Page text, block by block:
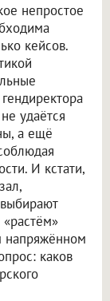
непростое
кейсов.
удаётся
а ещё
И кстати,
напряжённом
каков